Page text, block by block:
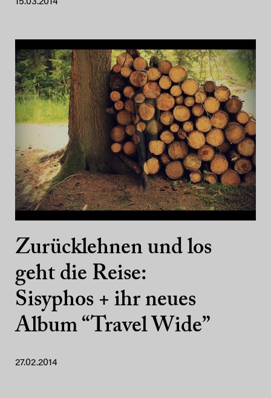
15.03.2014
Zurücklehnen und los
geht die Reise:
Sisyphos + ihr neues
Album “Travel Wide”
27.02.2014